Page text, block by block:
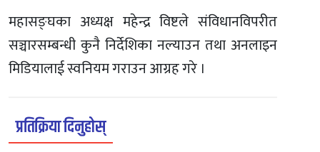
महासङ्घका अध्यक्ष महेन्द्र विष्टले संविधानविपरीत
सञ्चारसम्बन्धी कुनै निर्देशिका नल्याउन तथा अनलाइन
मिडियालाई स्वनियम गराउन आग्रह गरे ।
प्रतिक्रिया दिनुहोस्